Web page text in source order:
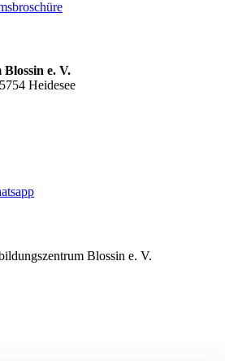
e. V.
Heidesee
Blossin e. V.